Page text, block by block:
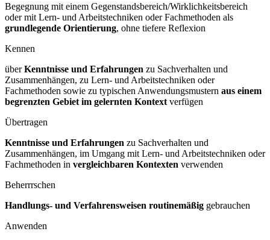
Begegnung mit einem Gegenstandsbereich/Wirklichkeitsbereich
oder mit Lern- und Arbeitstechniken oder Fachmethoden als
grundlegende Orientierung, ohne tiefere Reflexion
Kennen
überKenntnisse und Erfahrungen zu Sachverhalten und
Zusammenhängen, zu Lern- und Arbeitstechniken oder
Fachmethoden sowie zu typischen Anwendungsmustern aus einem
begrenzten Gebiet im gelernten Kontext verfügen
Übertragen
Kenntnisse und Erfahrungen zu Sachverhalten und
Zusammenhängen, im Umgang mit Lern- und Arbeitstechniken oder
Fachmethoden in vergleichbaren Kontexten verwenden
Beherrrschen
Handlungs- und Verfahrensweisen routinemäßig gebrauchen
Anwenden